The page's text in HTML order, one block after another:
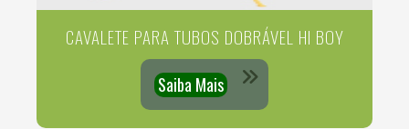
CAVALETE PARA TUBOS DOBRÁVEL HI BOY
Saiba Mais